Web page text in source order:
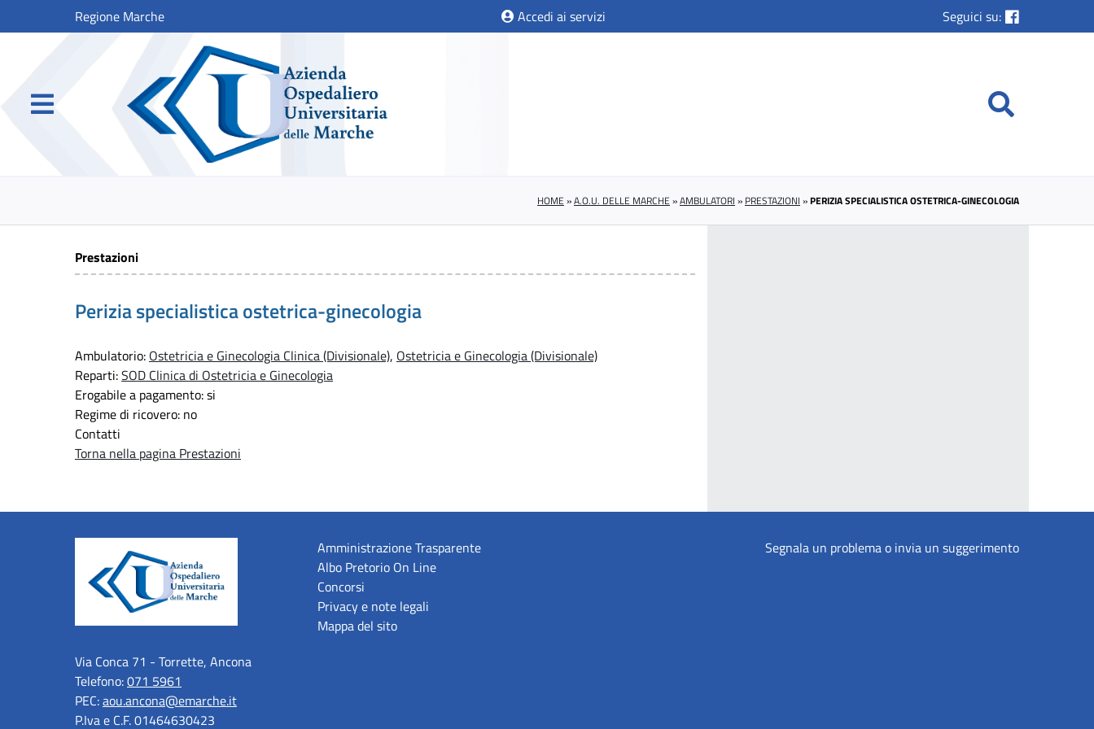
Regione Marche Accedi ai servizi Seguici su:
HOME »A.O.U. DELLE MARCHE »AMBULATORI » PRESTAZIONI »PERIZIA SPECIALISTICA OSTETRICA-GINECOLOGIA
Prestazioni
Perizia specialistica ostetrica-ginecologia
Ambulatorio: Ostetricia e Ginecologia Clinica (Divisionale), Ostetricia e Ginecologia (Divisionale)
Reparti:SOD Clinica di Ostetricia e Ginecologia
Erogabile a pagamento: si
Regime di ricovero: no
Contatti
Torna nella pagina Prestazioni
Via Conca 71 - Torrette, Ancona
Telefono:071 5961
PEC:aou.ancona@emarche.it
P.Iva e C.F. 01464630423
Amministrazione Trasparente
Albo Pretorio On Line
Concorsi
Privacy e note legali
Mappa del sito
Segnala un problema o invia un suggerimento